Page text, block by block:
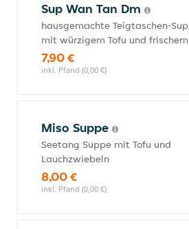
Sup Wan Tan Dm
hausgemachte Teigtaschen-
mit würzigem Tofu und
7,90 €
inkl. Pfand (0,00 €)
Miso Suppe
Seetang Suppe mit Tofu und
Lauchzwiebeln
8,00 €
inkl. Pfand (0,00 €)